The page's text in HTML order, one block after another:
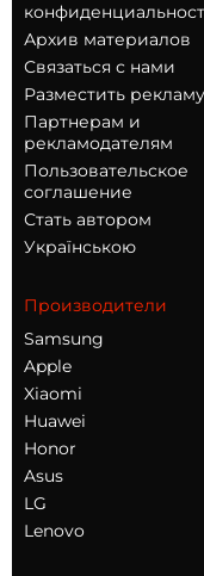
Архив материалов
Связаться с нами
Разместить рекламу
Партнерам и
рекламодателям
Пользовательское
соглашение
Стать автором
Українською
Производители
Samsung
Apple
Xiaomi
Huawei
Honor
Asus
LG
Lenovo